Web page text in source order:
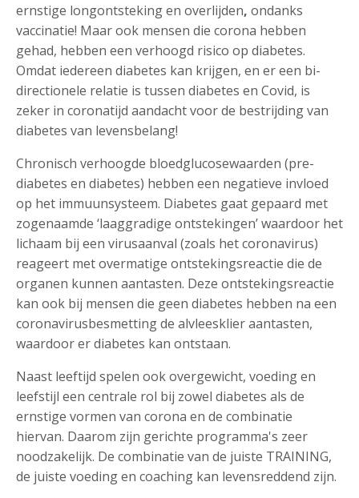
ernstige longontsteking en overlijden, ondanks
vaccinatie! Maar ook mensen die corona hebben
gehad, hebben een verhoogd risico op diabetes.
Omdat iedereen diabetes kan krijgen, en er een bi-
directionele relatie is tussen diabetes en Covid, is
zeker in coronatijd aandacht voor de bestrijding van
diabetes van levensbelang!
Chronisch verhoogde bloedglucosewaarden (pre-
diabetes en diabetes) hebben een negatieve invloed
op het immuunsysteem. Diabetes gaat gepaard met
zogenaamde ‘laaggradige ontstekingen’ waardoor het
lichaam bij een virusaanval (zoals het coronavirus)
reageert met overmatige ontstekingsreactie die de
organen kunnen aantasten. Deze ontstekingsreactie
kan ook bij mensen die geen diabetes hebben na een
coronavirusbesmetting de alvleesklier aantasten,
waardoor er diabetes kan ontstaan.
Naast leeftijd spelen ook overgewicht, voeding en
leefstijl een centrale rol bij zowel diabetes als de
ernstige vormen van corona en de combinatie
hiervan. Daarom zijn gerichte programma's zeer
noodzakelijk. De combinatie van de juiste TRAINING,
de juiste voeding en coaching kan levensreddend zijn.